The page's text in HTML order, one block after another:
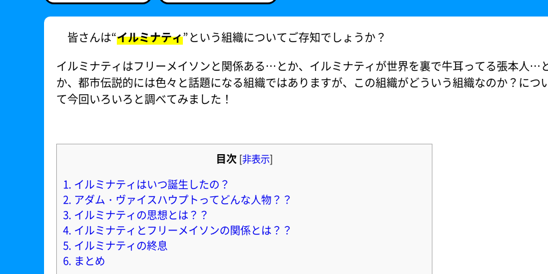
皆さんは“イルミナティ”という組織についてご存知でしょうか？
イルミナティはフリーメイソンと関係ある…とか、イルミナティが世界を裏で牛耳ってる張本人…
か、都市伝説的には色々と話題になる組織ではありますが、この組織がどういう組織なのか？につ
て今回いろいろと調べてみました！
目次 [非表示]
1. イルミナティはいつ誕生したの？
2. アダム・ヴァイスハウプトってどんな人物？？
3. イルミナティの思想とは？？
4. イルミナティとフリーメイソンの関係とは？？
5. イルミナティの終息
6. まとめ